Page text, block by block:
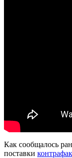
Как сообщалось
поставки